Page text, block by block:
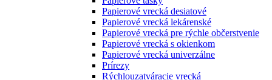
Papierové vrecká desiatové
Papierové vrecká lekárenské
Papierové vrecká pre rýchle občerstvenie
Papierové vrecká s okienkom
Papierové vrecká univerzálne
Prírezy
Rýchlouzatváracie vrecká